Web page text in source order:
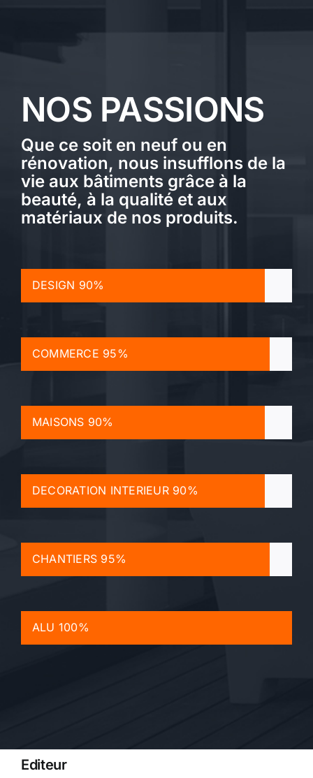
NOS PASSIONS
Que ce soit en neuf ou en
rénovation, nous insufflons de la
vie aux bâtiments grâce à la
beauté, à la qualité et aux
matériaux de nos produits.
DESIGN 90%
COMMERCE 95%
MAISONS 90%
DECORATION INTERIEUR 90%
CHANTIERS 95%
ALU 100%
Editeur